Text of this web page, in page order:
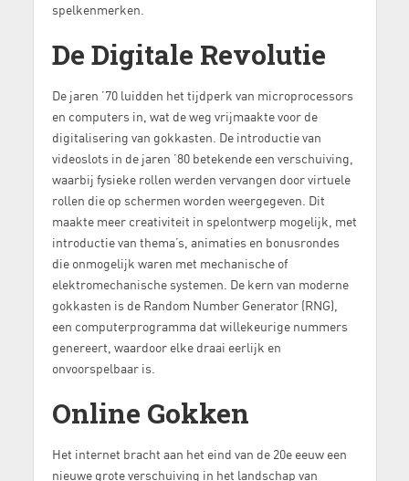
spelkenmerken.
De Digitale Revolutie
De jaren ’70 luidden het tijdperk van microprocessors
en computers in, wat de weg vrijmaakte voor de
digitalisering van gokkasten. De introductie van
videoslots in de jaren ’80 betekende een verschuiving,
waarbij fysieke rollen werden vervangen door virtuele
rollen die op schermen worden weergegeven. Dit
maakte meer creativiteit in spelontwerp mogelijk, met
introductie van thema’s, animaties en bonusrondes
die onmogelijk waren met mechanische of
elektromechanische systemen. De kern van moderne
gokkasten is de Random Number Generator (RNG),
een computerprogramma dat willekeurige nummers
genereert, waardoor elke draai eerlijk en
onvoorspelbaar is.
Online Gokken
Het internet bracht aan het eind van de 20e eeuw een
nieuwe grote verschuiving in het landschap van